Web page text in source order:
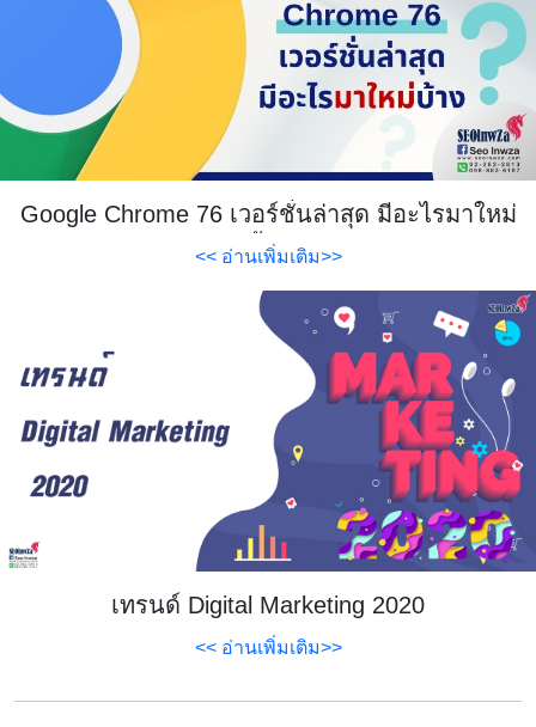
Google Chrome 76 เวอร์ชั่นล่าสุด มีอะไรมาใหม่
บ้าง
<< อ่านเพิ่มเติม>>
เทรนด์ Digital Marketing 2020
<< อ่านเพิ่มเติม>>